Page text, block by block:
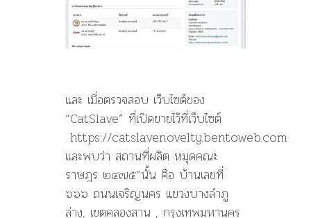
และ เมื่อตรวจสอบ เว็บไซต์ของ
“CatSlave” ที่เปิดขายไว้ที่เว็บไซต์
https://catslavenovelty.bentoweb.com
และพบว่า สถานที่ผลิต หมุดคณะ
ราษฎร ๒๔๗๕”นั้น คือ บ้านเลขที่
๖๖๖ ถนนเจริญนคร แขวงบางลำภู
ล่าง, เขตคลองสาน , กรุงเทพมหานคร